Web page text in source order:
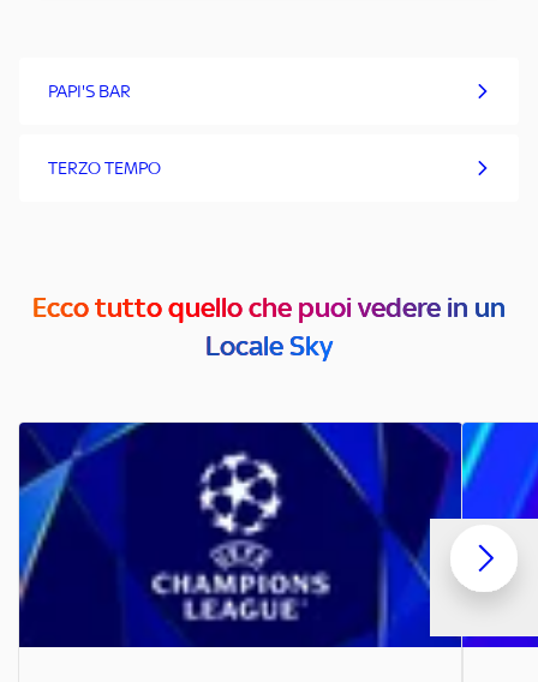
PAPI'S BAR
TERZO TEMPO
Ecco tutto quello che puoi vedere in un
Locale Sky